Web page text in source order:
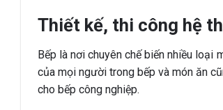
Thiết kế, thi công hệ
Bếp là nơi chuyên chế biến nhiều loại
của mọi người trong bếp và món ăn
cho bếp công nghiệp.